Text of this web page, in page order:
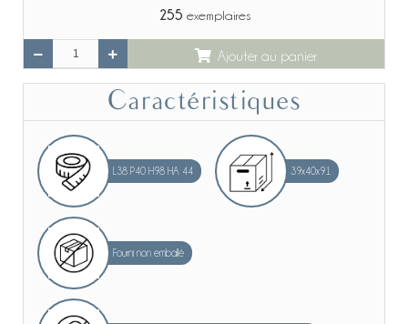
255 exemplaires
Ajouter au panier
Caractéristiques
L38 P40 H98 HA 44 39x40x91
Fourni non emballé